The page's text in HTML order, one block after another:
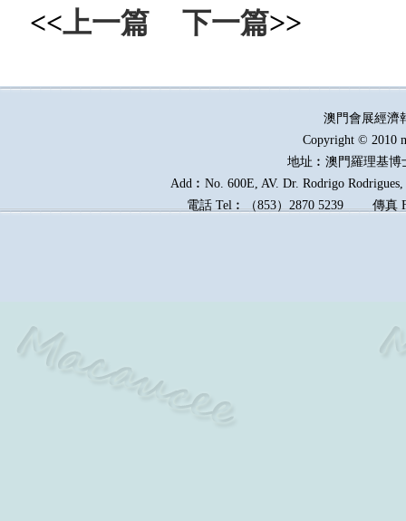
<<上一篇 下一篇>>
澳門會展經
Copyright © 2010
地址︰澳門羅理基博
Add︰No. 600E, AV. Dr. Rodrigo
電話 Tel︰（853）2870 5239傳真